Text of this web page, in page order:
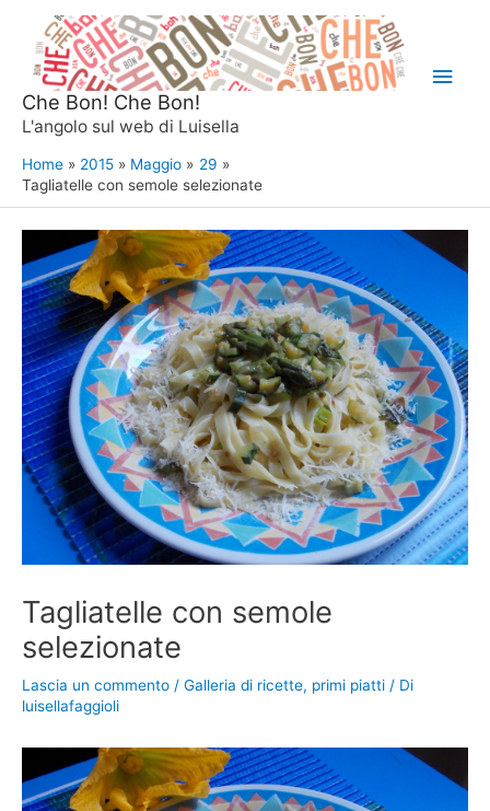
contenuto
Che Bon! Che Bon!
L'angolo sul web di Luisella
Home 2015 Maggio
29
Tagliatelle con semole selezionate
Tagliatelle con semole
selezionate
Lascia un commento / Galleria di ricette, primi piatti / Di
luisellafaggioli